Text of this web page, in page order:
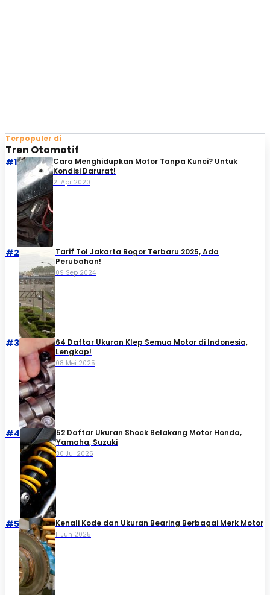
Terpopuler di
Tren Otomotif
#1
Cara Menghidupkan Motor Tanpa Kunci? Untuk
Kondisi Darurat!
21 Apr 2020
#2
Tarif Tol Jakarta Bogor Terbaru 2025, Ada
Perubahan!
09 Sep 2024
#3
64 Daftar Ukuran Klep Semua Motor di Indonesia,
Lengkap!
08 Mei 2025
#4
52 Daftar Ukuran Shock Belakang Motor Honda,
Yamaha, Suzuki​
30 Jul 2025
#5 Kenali Kode dan Ukuran Bearing Berbagai Merk Motor
11 Jun 2025